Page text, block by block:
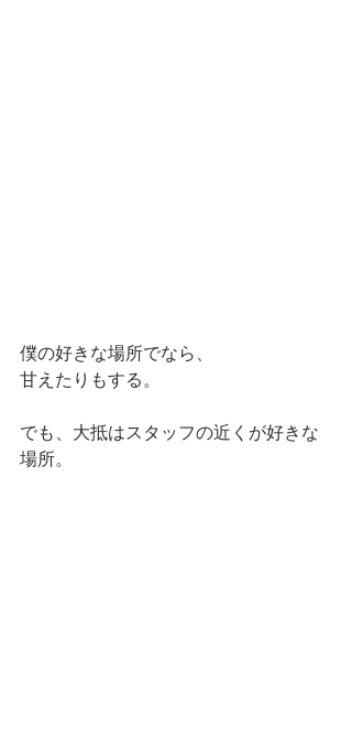
僕の好きな場所でなら、
甘えたりもする。
でも、大抵はスタッフの近くが好きな
場所。